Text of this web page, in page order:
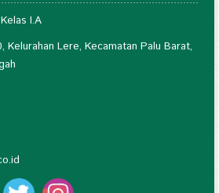
I.A
Kelurahan Lere, Kecamatan Palu Barat,